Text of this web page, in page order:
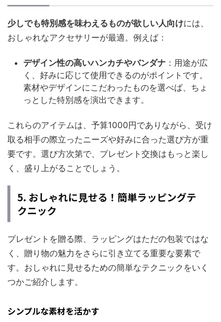
少しでも特別感を味わえるものが欲しい人向けには、
おしゃれなアクセサリーが最適。例えば：
デザイン性の高いハンカチやバンダナ ：用途が広
く、好みに応じて使用できるのがポイントです。
素材やデザインにこだわったものを選べば、ちょ
っとした特別感を演出できます。
これらのアイテムは、予算1000円でありながら、受け
取る相手の際立ったニーズや好みに合った選び方が重
要です。選び方次第で、プレゼント交換はもっと楽し
く、盛り上がることでしょう。
5. おしゃれに見せる！簡単ラッピングテ
クニック
プレゼントを贈る際、ラッピングはただの包装ではな
く、贈り物の魅力をさらに引き立てる重要な要素で
す。おしゃれに見せるための簡単なテクニックをいく
つかご紹介します。
シンプルな素材を活かす